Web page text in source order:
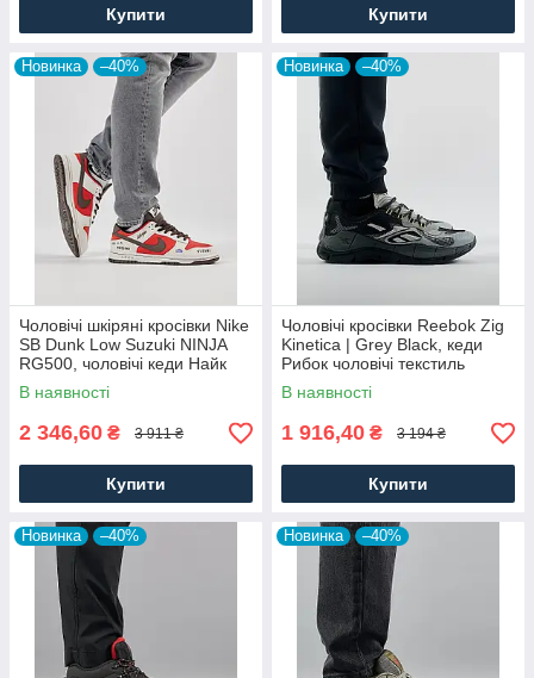
Купити Купити
Новинка –40%
Чоловічі шкіряні кросівки Nike
SB Dunk Low Suzuki NINJA
RG500, чоловічі кеди Найк
червоні, Чоловіче взуття
В наявності
2 346,60 ₴ 3 911 ₴
Купити
Новинка –40%
Чоловічі кросівки Reebok Zig
Kinetica | Grey Black, кеди
Рибок чоловічі текстиль
нейлон сірі. Чоловіче взуття
В наявності
1 916,40 ₴ 3 194 ₴
Купити
Новинка –40% Новинка –40%